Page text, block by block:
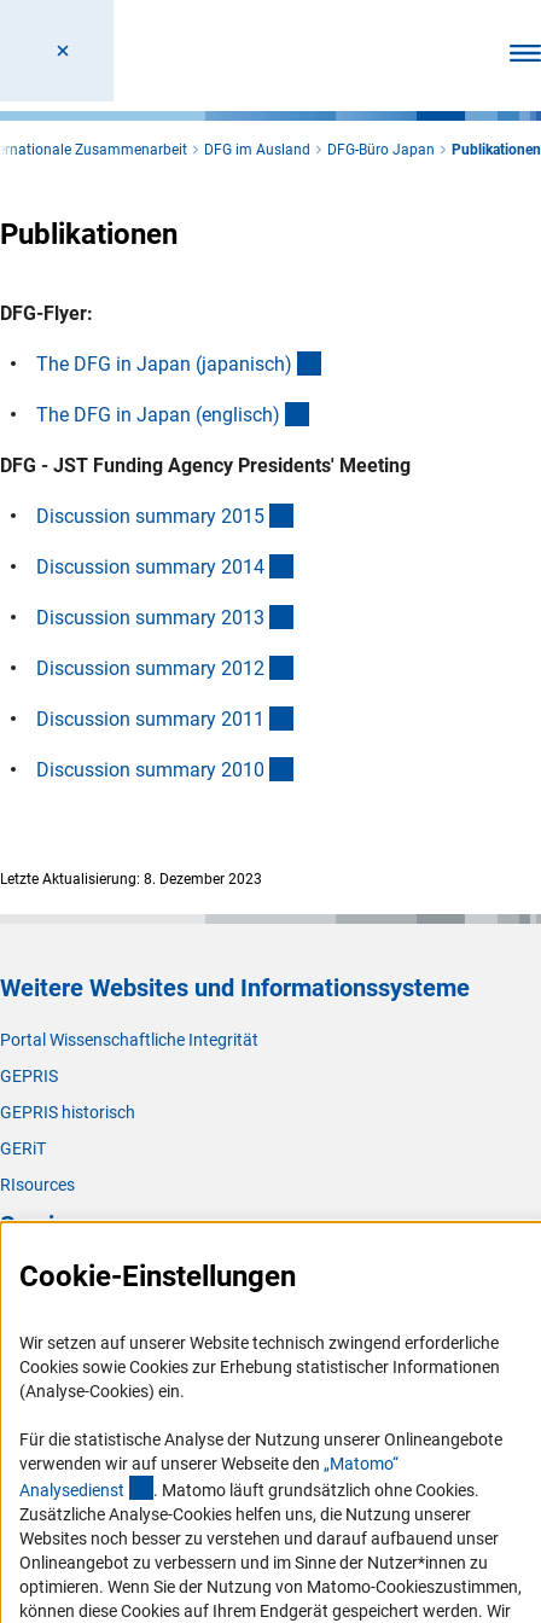
Zusammenarbeit DFG im Ausland DFG-Büro Japan Publikationen
Publikationen
DFG-Flyer:
The DFG in Japan (japanisch)
The DFG in Japan (englisch)
DFG - JST Funding Agency Presidents' Meeting
Discussion summary 201 5
Discussion summary 2014
Discussion summary 2013
Discussion summary 2012
Discussion summary 201 1
Discussion summary 2010
Letzte Aktualisierung: 8. Dezember 2023
Weitere Websites und Informationssysteme
Portal Wissenschaftliche Integrität
GEPRIS
GEPRIS historisch
GERiT
RIsources
Service
Presse
Karriere
Logo und Corporate Design
Compliance
Vergabeverfahren
Barrierefreiheit
Service und Informationen für Menschen mit Behinderungen
Cookie-Einstellungen
Wir setzen auf unserer Website technisch zwingend erforderliche
Cookies sowie Cookies zur Erhebung statistischer Informationen
(Analyse-Cookies) ein.
Für die statistische Analyse der Nutzung unserer Onlineangebote
verwenden wir auf unserer Webseite den „Matomo“
Analysedienst (externer Link)
. Matomo läuft grundsätzlich ohne Cookies.
Zusätzliche Analyse-Cookies helfen uns, die Nutzung unserer
Websites noch besser zu verstehen und darauf aufbauend unser
Onlineangebot zu verbessern und im Sinne der Nutzer*innen zu
optimieren. Wenn Sie der Nutzung von Matomo-Cookieszustimmen,
können diese Cookies auf Ihrem Endgerät gespeichert werden. Wir